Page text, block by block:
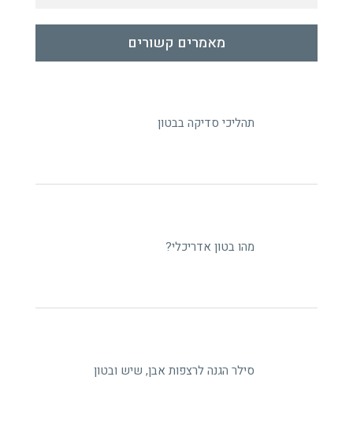
מאמרים קשורים
תהליכי סדיקה בבטון
מהו בטון אדריכלי?
סילר הגנה לרצפות אבן, שיש ובטון